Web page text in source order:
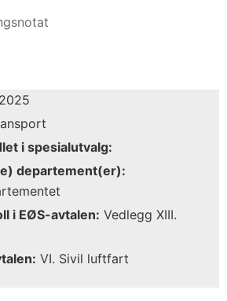
i spesialutvalg:
departement(er):
i EØS-avtalen: Vedlegg XIII.
VI. Sivil luftfart